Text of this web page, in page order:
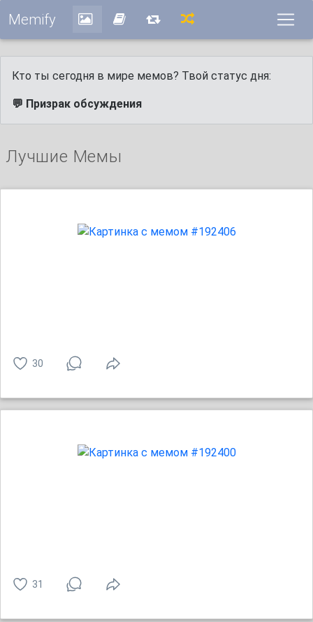
Memify
Кто ты сегодня в мире мемов? Твой статус дня:
💬 Призрак обсуждения
Лучшие Мемы
30
31